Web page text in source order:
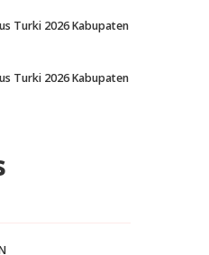
Turki 2026 Kabupaten
Turki 2026 Kabupaten